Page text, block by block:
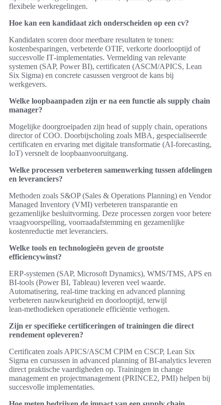
flexibele werkregelingen.
Hoe kan een kandidaat zich onderscheiden op een cv?
Kandidaten scoren door meetbare resultaten te tonen:
kostenbesparingen, verbeterde OTIF, verkorte doorlooptijd of
succesvolle IT‑implementaties. Vermelding van relevante
systemen (SAP, Power BI), certificaten (ASCM/APICS, Lean
Six Sigma) en concrete casussen vergroot de kans bij
werkgevers.
Welke loopbaanpaden zijn er na een functie als supply chain
manager?
Mogelijke doorgroeipaden zijn head of supply chain, operations
director of COO. Doorbijscholing zoals MBA, gespecialiseerde
certificaten en ervaring met digitale transformatie (AI‑forecasting,
IoT) versnelt de loopbaanvooruitgang.
Welke processen verbeteren samenwerking tussen afdelingen
en leveranciers?
Methoden zoals S&OP (Sales & Operations Planning) en Vendor
Managed Inventory (VMI) verbeteren transparantie en
gezamenlijke besluitvorming. Deze processen zorgen voor betere
vraagvoorspelling, voorraadafstemming en gezamenlijke
kostenreductie met leveranciers.
Welke tools en technologieën geven de grootste
efficiencywinst?
ERP‑systemen (SAP, Microsoft Dynamics), WMS/TMS, APS en
BI‑tools (Power BI, Tableau) leveren veel waarde.
Automatisering, real‑time tracking en advanced planning
verbeteren nauwkeurigheid en doorlooptijd, terwijl
lean‑methodieken operationele efficiëntie verhogen.
Zijn er specifieke certificeringen of trainingen die direct
rendement opleveren?
Certificaten zoals APICS/ASCM CPIM en CSCP, Lean Six
Sigma en cursussen in advanced planning of BI‑analytics leveren
direct praktische vaardigheden op. Trainingen in change
management en projectmanagement (PRINCE2, PMI) helpen bij
succesvolle implementaties.